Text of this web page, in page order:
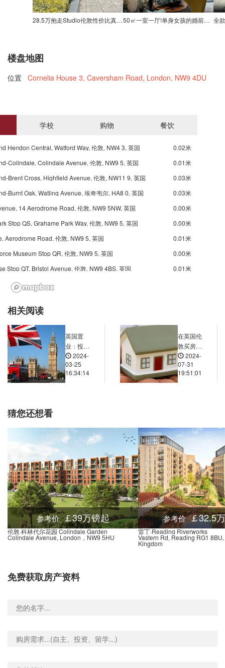
28.5万抱走Studio伦敦性价比真的太高！ 50㎡一室一厅!单身女孩的婚前小房子
楼盘地图
位置 Cornelia House 3, Caversham Road, London, NW9 4DU
学校 购物 餐饮
Hendon Central, Watford Way, 伦敦, NW4 3, 英国
0.02米
Colindale, Colindale Avenue, 伦敦, NW9 5, 英国
0.01米
Brent Cross, Highfield Avenue, 伦敦, NW11 9, 英国
0.03米
Burnt Oak, Watling Avenue, 埃奇韦尔, HA8 0, 英国
0.03米
14 Aerodrome Road, 伦敦, NW9 5NW, 英国
0.00米
Stop QS, Grahame Park Way, 伦敦, NW9 5, 英国
0.00米
Aerodrome Road, 伦敦, NW9 5, 英国
0.01米
Museum Stop QR, 伦敦, NW9 5, 英国
0.00米
Stop QT, Bristol Avenue, 伦敦, NW9 4BS, 英国
0.01米
Aerodrome Road, 伦敦, NW4 4, 英国
43 Colindeep Lane, 伦敦, NW9 6DS, 英国
Watford Way, 伦敦, NW4 4TG, 英国
0.01米
Stop CD, 91 Colindale Avenue, 伦敦, NW9 5HB, 英国
0.01米
97 Colindeep Lane, 伦敦, NW9 6DJ, 英国
0.01米
Stop QD, Quakers Course, 伦敦, NW9 5, 英国
0.01米
250 Watford Way, 伦敦, NW4 4, 英国
Colindeep Lane, 伦敦, NW9 6, 英国
0.01米
137 Colindeep Lane, 伦敦, NW9 6DD, 英国
0.01米
Watford Way, 伦敦, NW4 4XE, 英国
0.01米
Stop QK, Corner Mead, 伦敦, NW9 5, 英国
0.01米
Five Ways Corner Copthall Sports Centre, Watford Way (Barnet By-Pass), 伦敦, NW7 2, 英国
0.01米
Hendon, 10 Colindeep Lane, 伦敦, NW4 4SG, 英国
0.01米
(Stop Q), The Burroughs, 伦敦, NW4 4, 英国
0.01米
Tithe Walk (Stop Qy), Watford Way (Barnet By-Pass), 伦敦, NW7 2QB, 英国
0.01米
85 Bittacy Hill, 伦敦, NW7 1, 英国
The Ridgeway, 伦敦, NW7 1, 英国
相关阅读
英国置
业：投资
新机遇与
智慧选择
2024-
03-25
16:34:14
在英国伦
敦买房置
业的话，
房产停车
位配置情
2024-
07-31
19:51:01
猜您还想看
参考价 ￡39万镑起
伦敦·科林代尔花园 Colindale Garden
Colindale Avenue, London，NW9 5HU
参考价 ￡32.5
雷丁·Reading Riverworks
Vastern Rd, Reading RG1
Kingdom
免费获取房产资料